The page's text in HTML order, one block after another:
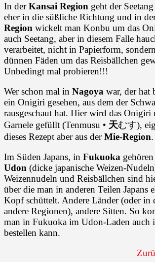
In derKansai Region geht der
eher in die süßliche Richtung und in
Region wickelt man Konbu um das
auch Seetang, aber in diesem Falle
verarbeitet, nicht in Papierform,
dünnen Fäden um das Reisbällchen
Unbedingt mal probieren!!!
Wer schon mal in Nagoya war, der hat
ein Onigiri gesehen, aus dem der
rausgeschaut hat. Hier wird das
Garnele gefüllt (Tenmusu • 天むす),
dieses Rezept aber aus derMie-Region.
Im Süden Japans, in Fukuoka gehören
Udon (dicke japanische Weizen-
Weizennudeln und Reisbällchen sind
über die man in anderen Teilen Japans
Kopf schüttelt. Andere Länder (oder in
andere Regionen), andere Sitten. So
man in Fukuoka im Udon-Laden auch
bestellen kann.